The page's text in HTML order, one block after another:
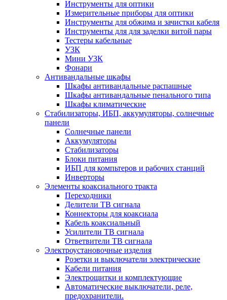
Инструменты для оптики
Измерительные приборы для оптики
Инструменты для обжима и зачистки кабеля
Инструменты для для заделки витой пары
Тестеры кабельные
УЗК
Мини УЗК
Фонари
Антивандальные шкафы
Шкафы антивандальные распашные
Шкафы антивандальные пенального типа
Шкафы климатические
Стабилизаторы, ИБП, аккумуляторы, солнечные
панели
Солнечные панели
Аккумуляторы
Стабилизаторы
Блоки питания
ИБП для компьтеров и рабочих станций
Инверторы
Элементы коаксиального тракта
Переходники
Делители ТВ сигнала
Коннекторы для коаксиала
Кабель коаксиальный
Усилители ТВ сигнала
Ответвители ТВ сигнала
Электроустановочные изделия
Розетки и выключатели электрические
Кабели питания
Электрощитки и комплектующие
Автоматические выключатели, реле,
предохранители.